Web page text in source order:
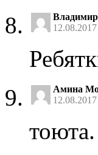
12.08.2017
Амина
12.08.2017